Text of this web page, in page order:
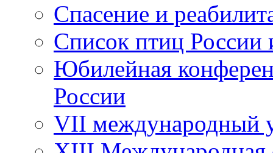
Спасение и
Список птиц России
Юбилейная
России
VII международный